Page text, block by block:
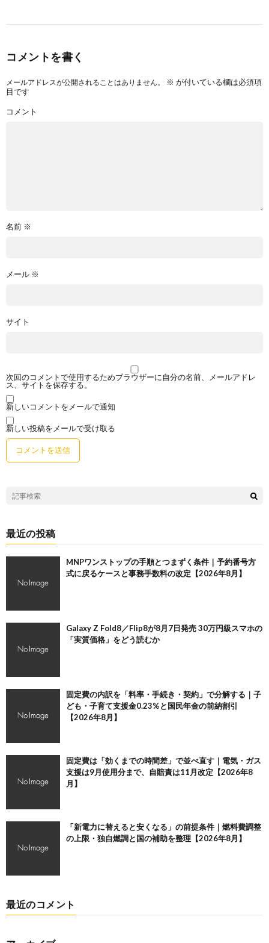
コメントを書く
メールアドレスが公開されることはありません。 ※ が付いている欄は必須項
目です
コメント
名前 ※
メール ※
サイト
次回のコメントで使用するためブラウザーに自分の名前、メールアドレ
ス、サイトを保存する。
新しいコメントをメールで通知
新しい投稿をメールで受け取る
最近の投稿
MNPワンストップの手順とつまずく条件｜予約番号方
式に戻るケースと事務手数料の改定【2026年8月】
Galaxy Z Fold8／Flip8が8月7日発売 30万円級スマホの
「実質価格」をどう読むか
固定費の内訳を「料率・手続き・契約」で分解する｜子
ども・子育て支援金0.23%と国民年金の前納割引
【2026年8月】
固定費は「効くまでの時間差」で並べ直す｜電気・ガス
支援は9月使用分まで、自賠責は11月改定【2026年8
月】
「新電力に替えると安くなる」の前提条件｜燃料費調整
の上限・独自燃調と国の補助を整理【2026年8月】
最近のコメント